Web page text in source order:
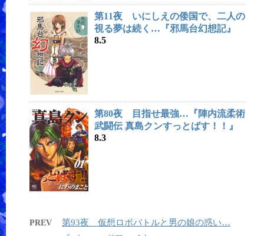
第11夜 いにしえの倭国で、二人の
視る夢は続く…『邪馬台幻想記』
8.5
第80夜 目指せ最強…『陣内流柔術
武闘伝 真島クンすっとばす！！』
8.3
PREV
第93夜 仮想ロボバトルと男の娘の惑い…